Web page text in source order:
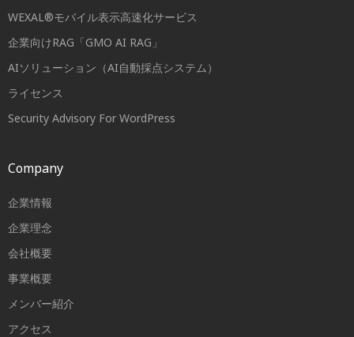
WEXAL®モバイル表示高速化サービス
企業向けRAG「GMO AI RAG」
AIソリューション（AI自動採点システム）
ライセンス
Security Advisory For WordPress
Company
企業情報
企業理念
会社概要
事業概要
メンバー紹介
アクセス